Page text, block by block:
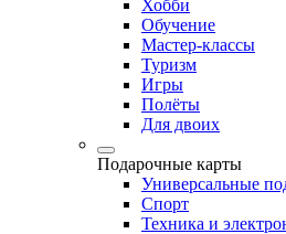
Хобби
Обучение
Мастер-классы
Туризм
Игры
Полёты
Для двоих
Подарочные карты
Универсальные
Спорт
Техника и